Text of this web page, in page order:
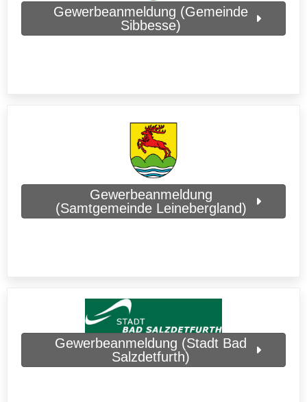
Gewerbeanmeldung (Gemeinde
Sibbesse)
Gewerbeanmeldung
(Samtgemeinde Leinebergland)
Gewerbeanmeldung (Stadt Bad
Salzdetfurth)